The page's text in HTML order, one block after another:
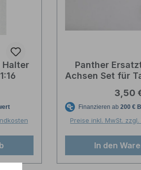
Panther
Achsen Set für
3,50
Preise inkl. MwSt.
In den